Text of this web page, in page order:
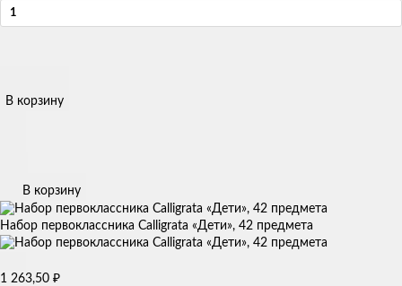
В корзину
В корзину
Набор первоклассника Calligrata «Дети», 42 предмета
1 263,50 ₽